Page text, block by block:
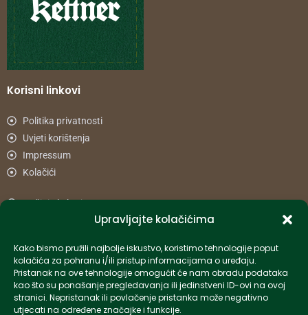
Upravljajte kolačićima
Kako bismo pružili najbolje iskustvo, koristimo tehnologije poput
kolačića za pohranu i/ili pristup informacijama o uređaju.
Pristanak na ove tehnologije omogućit će nam obradu podataka
kao što su ponašanje pregledavanja ili jedinstveni ID-ovi na ovoj
stranici. Nepristanak ili povlačenje pristanka može negativno
utjecati na određene značajke i funkcije.
Korisni linkovi
Politika privatnosti
Uvjeti korištenja
Impressum
Kolačići
Načini plaćanja
Informacije
info-hr@kettner.com